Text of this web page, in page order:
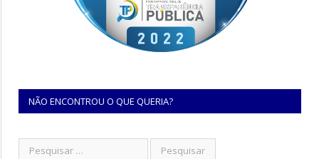
NÃO ENCONTROU O QUE QUERIA?